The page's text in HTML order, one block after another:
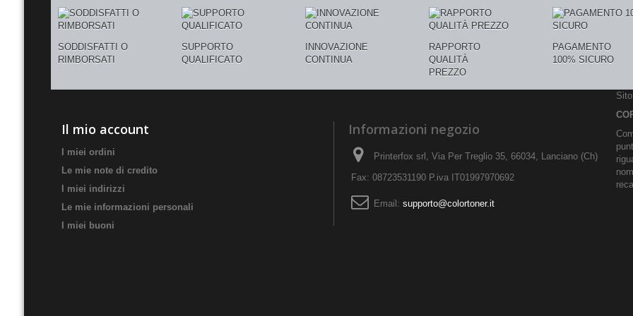
SODDISFATTI O
RIMBORSATI
SUPPORTO
QUALIFICATO
INNOVAZIONE
CONTINUA
RAPPORTO
QUALITÀ
PREZZO
PAGAMENTO
100% SICURO
Il mio account
I miei ordini
Le mie note di credito
I miei indirizzi
Le mie informazioni personali
I miei buoni
Informazioni negozio
Printerfox srl, Via Per Treglio 35, 66034, Lanciano (Ch)
Fax: 08723531190 P.iva IT01997970692
Email: supporto@colortoner.it